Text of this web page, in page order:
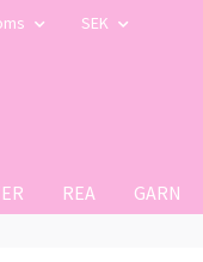
SEK
REA GARN